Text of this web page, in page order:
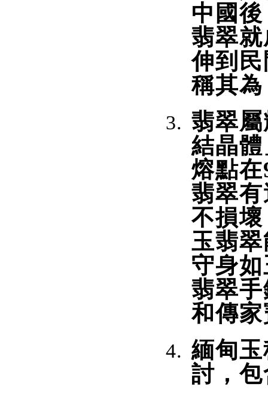
中國
翡翠
伸到
稱其
翡翠
結晶
熔點
翡翠
不損
玉翡
守身
翡翠
和傳
緬甸
討，